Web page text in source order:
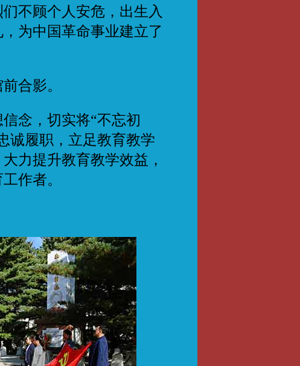
不顾个人安危，出生入
为中国革命事业建立了
合影。
念，切实将“不忘初
诚履职，立足教育教学
力提升教育教学效益，
作者。